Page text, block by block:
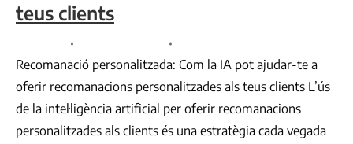
teus clients
Recomanació personalitzada: Com la IA pot ajudar-te a
oferir recomanacions personalitzades als teus clients L’ús
de la intel·ligència artificial per oferir recomanacions
personalitzades als clients és una estratègia cada vegada